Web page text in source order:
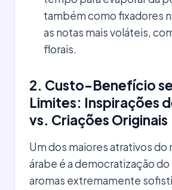
também como fixadores
as notas mais voláteis,
florais.
2. Custo-Benefício
Limites: Inspirações
vs. Criações Originais
Um dos maiores atrativos do
árabe é a democratização do
aromas extremamente